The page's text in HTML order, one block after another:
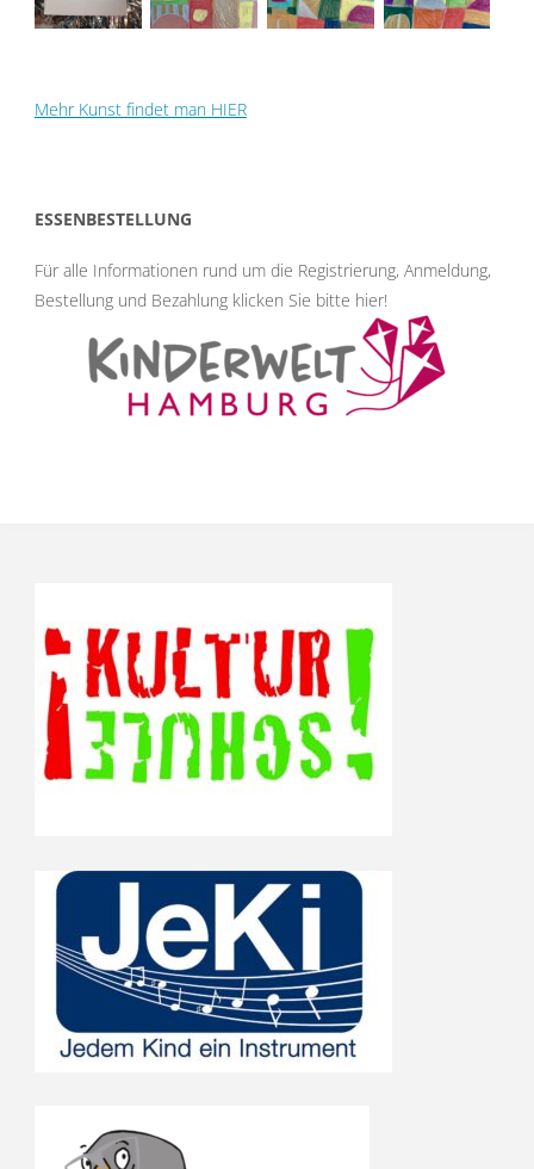
Mehr Kunst findet man HIER
ESSENBESTELLUNG
Für alle Informationen rund um die Registrierung, Anmeldung,
Bestellung und Bezahlung klicken Sie bitte hier!